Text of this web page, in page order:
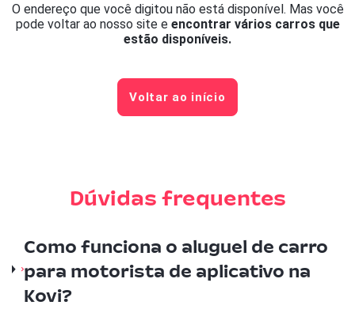
O endereço que você digitou não está disponível. Mas você
pode voltar ao nosso site e encontrar vários carros que
estão disponíveis.
Voltar ao início
Dúvidas frequentes
Como funciona o aluguel de carro
para motorista de aplicativo na
Kovi?